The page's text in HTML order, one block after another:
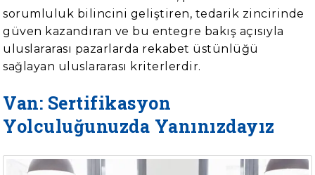
sorumluluk bilincini geliştiren, tedarik zincirinde
güven kazandıran ve bu entegre bakış açısıyla
uluslararası pazarlarda rekabet üstünlüğü
sağlayan uluslararası kriterlerdir.
Van: Sertifikasyon
Yolculuğunuzda Yanınızdayız